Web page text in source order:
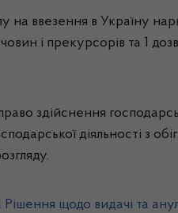
ввезення в Україну
і прекурсорів та 1
здійснення
діяльності з
Рішення щодо видачі та